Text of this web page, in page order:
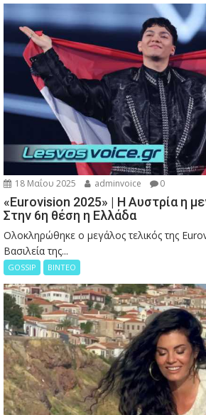
18 Μαΐου 2025 adminvoice 0
«Eurovision 2025» | Η Αυστρία η
Στην 6η θέση η Ελλάδα
Ολοκληρώθηκε ο μεγάλος τελικός της
Βασιλεία της...
GOSSIP ΒΙΝΤΕΟ